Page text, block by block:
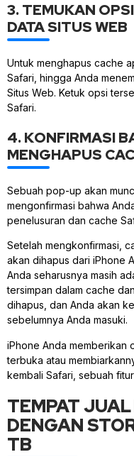
3. TEMUKAN
DATA SITUS WEB
Untuk menghapus cache
Safari, hingga Anda
Situs Web. Ketuk opsi
Safari.
4. KONFIRMASI
MENGHAPUS
Sebuah pop-up akan
mengonfirmasi bahwa
penelusuran dan cache
Setelah mengkonfirmasi,
akan dihapus dari iPhone
Anda seharusnya masih
tersimpan dalam cache
dihapus, dan Anda akan
sebelumnya Anda masuki.
iPhone Anda memberikan
terbuka atau
kembali Safari, sebuah
TEMPAT
DENGAN
TB